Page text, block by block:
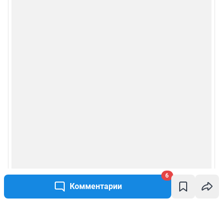
Комментарии
6